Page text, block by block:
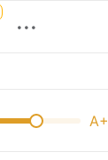
···
A+